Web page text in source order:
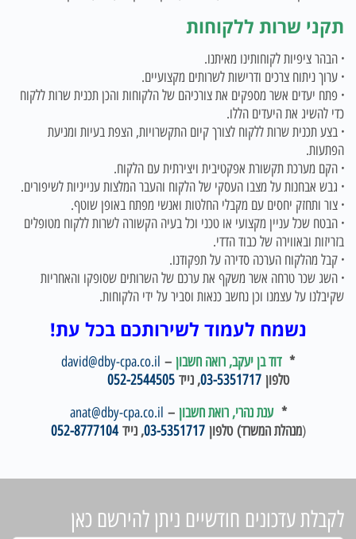
תקני שרות ללקוחות
· הבהר ציפיות לקוחותינו מאיתנו.
· ערוך ניתוח צרכים ודרישות לשרותים מקצועיים.
· פתח יעדים אשר מספקים את צורכיהם של הלקוחות והכן תכנית שרות ללקוח
כדי להשיג את היעדים הללו.
· בצע תכנית שרות ללקוח לצורך קיום התקשרויות, הצפת בעיות ומניעת
הפתעות.
· הקם מערכת תקשורת אפקטיבית ויצירתית עם הלקוח.
· גבש אבחנות על מצבו העסקי של הלקוח והעבר המלצות ענייניות לשיפורים.
· צור ותחזק יחסים עם מקבלי החלטות ואנשי מפתח באופן שוטף.
· הבטח שכל עניין מקצועי או טכני וכל בעיה הקשורה לשרות ללקוח מטופלים
בזריזות ובאווירה של כבוד הדדי.
· קבל מהלקוח הערכה סדירה על תפקודנו.
· השג שכר טרחה אשר משקף את ערכם של השרותים שסופקו והאחריות
שקיבלנו על עצמנו וכן נחשב כנאות וסביר על ידי הלקוחות.
נשמח לעמוד לשירותכם בכל עת!
*דוד בן יעקב, רואה חשבון –
david@dby-cpa.co.il
טלפון03-5351717, נייד052-2544505
*ענת נהרי, רואת חשבון –
anat@dby-cpa.co.il
(מנהלת המשרד)טלפון03-5351717, נייד052-8777104
לקבלת עדכונים חודשיים ניתן להירשם כאן